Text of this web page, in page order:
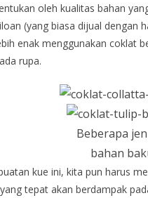
oleh kualitas bahan
(yang biasa dijual dengan
enak menggunakan coklat
rupa.
Beberapa
bahan
kue ini, kita pun harus
yang tepat akan berdampak